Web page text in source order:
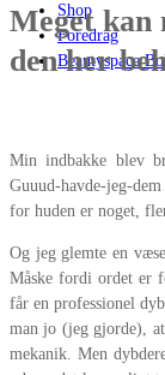
Shop
Foredrag
Beautyspace
Meget kan
den her
Min indbakke blev
Guuud-havde-jeg-
for huden er noget,
Og jeg glemte en
Måske fordi ordet er
får en professionel
man jo (jeg gjorde),
mekanik. Men